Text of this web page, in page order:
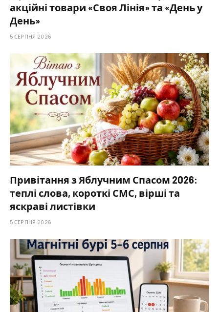
акційні товари «Своя Лінія» та «День у
День»
5 СЕРПНЯ 2026
Привітання з Яблучним Спасом 2026:
теплі слова, короткі СМС, вірші та
яскраві листівки
5 СЕРПНЯ 2026